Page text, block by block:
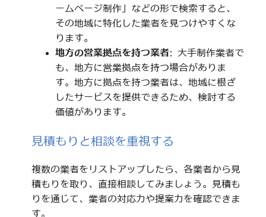
ームページ制作」などの形で検索すると、
その地域に特化した業者を見つけやすくな
ります。
地方の営業拠点を持つ業者: 大手制作業者で
も、地方に営業拠点を持つ場合がありま
す。地方に拠点を持つ業者は、地域に根ざ
したサービスを提供できるため、検討する
価値があります。
見積もりと相談を重視する
複数の業者をリストアップしたら、各業者から見
積もりを取り、直接相談してみましょう。見積も
りを通じて、業者の対応力や提案力を確認できま
す。